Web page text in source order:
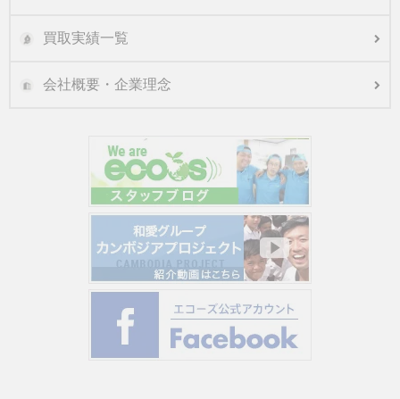
買取実績一覧
会社概要・企業理念